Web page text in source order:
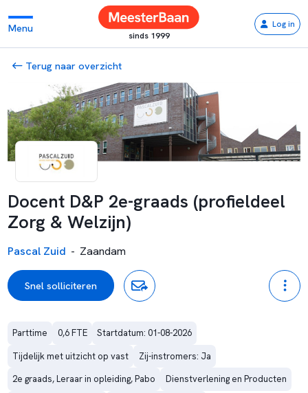
Menu
sinds 1999
Log in
Terug naar overzicht
Docent D&P 2e-graads (profieldeel
Zorg & Welzijn)
Pascal Zuid - Zaandam
Snel solliciteren
Parttime 0,6 FTE
Startdatum: 01-08-2026
Tijdelijk met uitzicht op vast
Zij-instromers: Ja
2e graads, Leraar in opleiding, Pabo
Dienstverlening en Producten